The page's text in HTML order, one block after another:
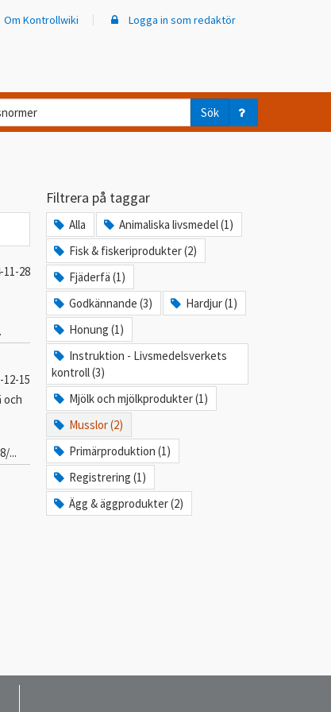
Om Kontrollwiki Logga in som redaktör
Sök
11-28
12-15
och
...
Filtrera på taggar
Alla
Animaliska livsmedel (1)
Fisk & fiskeriprodukter (2)
Fjäderfä (1)
Godkännande (3)
Hardjur (1)
Honung (1)
Instruktion - Livsmedelsverkets
kontroll (3)
Mjölk och mjölkprodukter (1)
Musslor (2)
Primärproduktion (1)
Registrering (1)
Ägg & äggprodukter (2)